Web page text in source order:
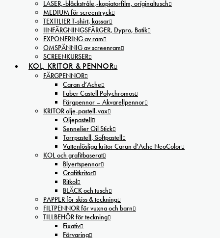
LASER,-bläckstråle,-kopiatorfilm, oríginaltusch
MEDIUM för screentryck
TEXTILIER T-shirt, kassar
IINFÄRGNINGSFÄRGER, Dypro, Batik
EXPONERING av ram
OMSPÄNNIG av screenram
SCREENKURSER
KOL, KRITOR & PENNOR
FÄRGPENNOR
Caran d’Ache
Faber Castell Polychromos
Färgpennor – Akvarellpennor
KRITOR olje-pastell-vax
Oljepastell
Sennelier Oil Stick
Torrpastell, Softpastell
Vattenlösliga kritor Caran d’Ache NeoColor
KOL och grafitbaserat
Blyertspennor
Grafitkritor
Ritkol
BLÄCK och tusch
PAPPER för skiss & teckning
FILTPENNOR för vuxna och barn
TILLBEHÖR för teckning
Fixativ
Förvaring